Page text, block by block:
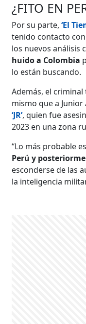
¿FITO EN
Por su parte,‘El
tenido contacto
los nuevos análisis
huido a Colombia
lo están buscando.
Además, el
mismo que a
‘JR’, quien fue
2023 en una zona
“Lo más probable
Perú y
esconderse de las
la inteligencia